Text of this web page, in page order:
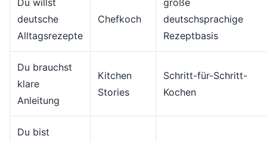
Du willst
deutsche
Alltagsrezepte
Chefkoch
große
deutschsprachige
Rezeptbasis
Du brauchst
klare
Anleitung
Kitchen
Stories
Schritt-für-Schritt-
Kochen
Du bist